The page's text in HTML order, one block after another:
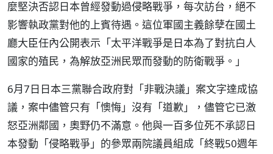
麼堅決否認日本曾經發動過侵略戰爭，每次訪台，絕不
影響執政黨對他的上賓待遇。這位軍國主義餘孽在國土
廳大臣任內公開表示「太平洋戰爭是日本為了對抗白人
國家的殖民，為解放亞洲民眾而發動的防衛戰爭。」
6月7日日本三黨聯合政府對「非戰決議」案文字達成協
議，案中儘管只有「懊悔」沒有「道歉」，儘管它已激
怒亞洲鄰國，奧野仍不滿意。他與一百多位死不承認日
本發動「侵略戰爭」的參眾兩院議員組成「終戰50週年